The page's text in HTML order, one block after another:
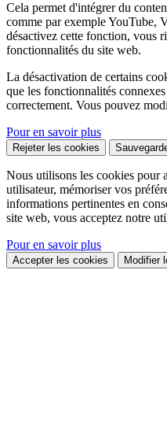
Cela permet d'intégrer du
comme par exemple YouTube,
désactivez cette fonction, vous
fonctionnalités du site web.
La désactivation de certains
que les fonctionnalités
correctement. Vous pouvez
Pour en savoir plus
Rejeter les cookies
Nous utilisons les cookies pour
utilisateur, mémoriser vos
informations pertinentes en
site web, vous acceptez notre
Pour en savoir plus
Accepter les cookies Modifier